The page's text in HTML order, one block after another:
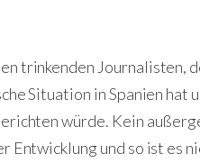
trinkenden Journalisten,
Situation in Spanien hat
würde. Kein
Entwicklung und so ist es